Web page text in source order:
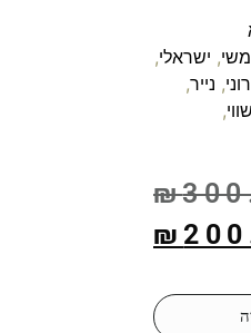
, ישראלי,
, נייר,
,
₪
₪